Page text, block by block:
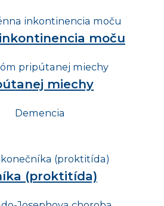
moču
miechy
(proktitída)